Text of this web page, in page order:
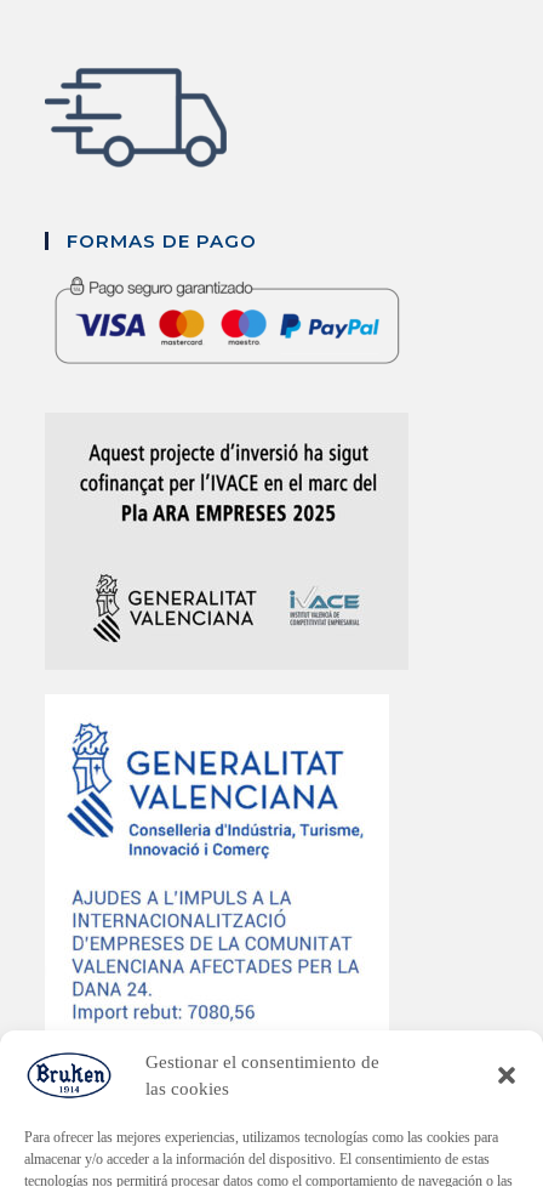
Gestionar el consentimiento de
las cookies
Para ofrecer las mejores experiencias, utilizamos tecnologías como las cookies para
almacenar y/o acceder a la información del dispositivo. El consentimiento de estas
tecnologías nos permitirá procesar datos como el comportamiento de navegación o las
FORMAS DE PAGO